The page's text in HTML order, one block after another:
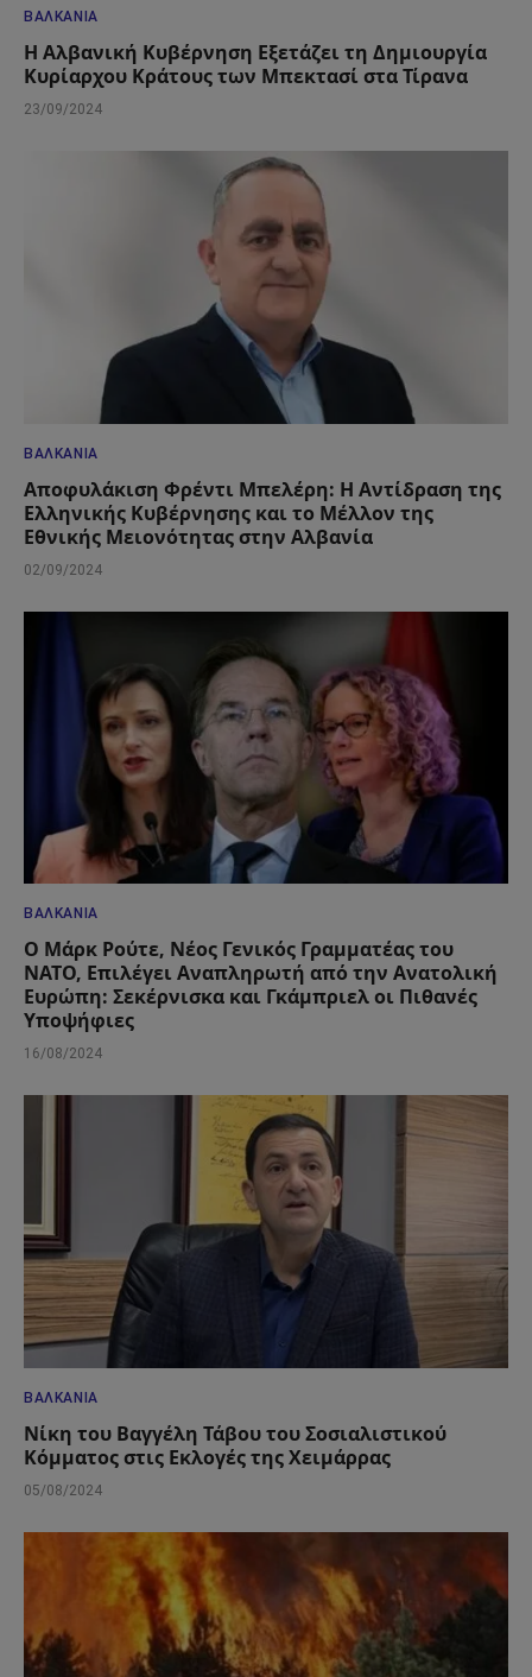
ΒΑΛΚΆΝΙΑ
Η Αλβανική Κυβέρνηση Εξετάζει τη Δημιουργία
Κυρίαρχου Κράτους των Μπεκτασί στα Τίρανα
23/09/2024
ΒΑΛΚΆΝΙΑ
Αποφυλάκιση Φρέντι Μπελέρη: Η Αντίδραση της
Ελληνικής Κυβέρνησης και το Μέλλον της
Εθνικής Μειονότητας στην Αλβανία
02/09/2024
ΒΑΛΚΆΝΙΑ
Ο Μάρκ Ρούτε, Νέος Γενικός Γραμματέας του
ΝΑΤΟ, Επιλέγει Αναπληρωτή από την Ανατολική
Ευρώπη: Σεκέρνισκα και Γκάμπριελ οι Πιθανές
Υποψήφιες
16/08/2024
ΒΑΛΚΆΝΙΑ
Νίκη του Βαγγέλη Τάβου του Σοσιαλιστικού
Κόμματος στις Εκλογές της Χειμάρρας
05/08/2024